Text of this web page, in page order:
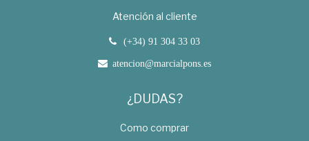
Atención al cliente
(+34) 91 304 33 03
atencion@marcialpons.es
¿DUDAS?
Como comprar